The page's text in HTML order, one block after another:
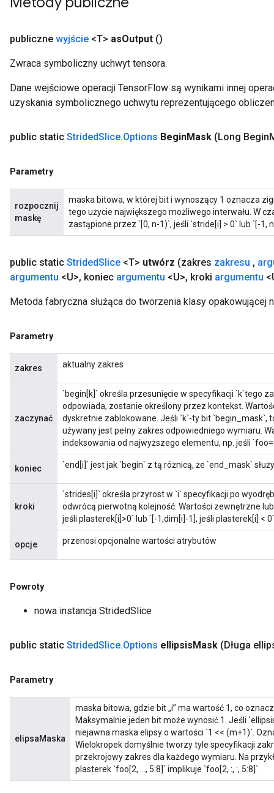
publiczne wyjście <T> asOutput ()
Zwraca symboliczny uchwyt tensora.
Dane wejściowe operacji TensorFlow są wynikami innej
uzyskania symbolicznego uchwytu reprezentującego
public static StridedSlice.Options BeginMask (Long Begin
Parametry
rozpocznij
maskę
maska ​​bitowa, w której bit i wynoszący 1 oznacza
tego użycie największego możliwego interwału. W
zastąpione przez `[0, n-1)`, jeśli `stride[i] > 0` lub `[-1,
public static StridedSlice <T> utwórz (zakres zakresu ,
argumentu <U>, koniec argumentu <U>, kroki argumentu
Metoda fabryczna służąca do tworzenia klasy opakowującej
Parametry
zakres aktualny zakres
zaczynać
`begin[k]` określa przesunięcie w specyfikacji `k`tego
odpowiada, zostanie określony przez kontekst.
dyskretnie zablokowane. Jeśli `k`-ty bit `begin_mask`,
używany jest pełny zakres odpowiedniego wymiaru.
indeksowania od najwyższego elementu, np. jeśli
koniec `end[i]` jest jak `begin` z tą różnicą, że `end_mask`
kroki
`strides[i]` określa przyrost w `i` specyfikacji po
odwrócą pierwotną kolejność. Wartości zewnętrzne
jeśli plasterek[i]>0` lub `[-1,dim[i]-1], jeśli plasterek[i] < 0`
opcje przenosi opcjonalne wartości atrybutów
Powroty
nowa instancja StridedSlice
public static StridedSlice.Options ellipsisMask (Długa
Parametry
elipsaMaska
maska ​​bitowa, gdzie bit „i” ma wartość 1, co
Maksymalnie jeden bit może wynosić 1. Jeśli
niejawna maska ​​elipsy o wartości `1 << (m+1)`.
Wielokropek domyślnie tworzy tyle specyfikacji
przekrojowy zakres dla każdego wymiaru. Na
plasterek `foo[2, ..., 5:8]` implikuje `foo[2, :, :, 5:8]`.